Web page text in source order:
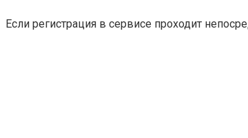
Если регистрация в сервисе проходит